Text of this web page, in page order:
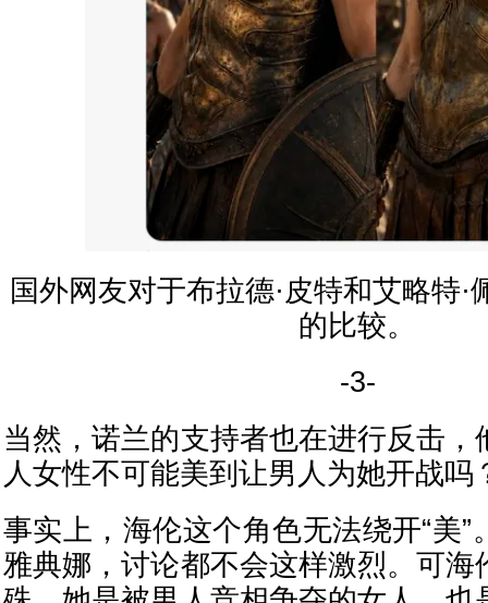
国外网友对于布拉德·皮特和艾略特·
的比较。
-3-
当然，诺兰的支持者也在进行反击
人女性不可能美到让男人为她开战吗
事实上，海伦这个角色无法绕开“美”
雅典娜，讨论都不会这样激烈。可海